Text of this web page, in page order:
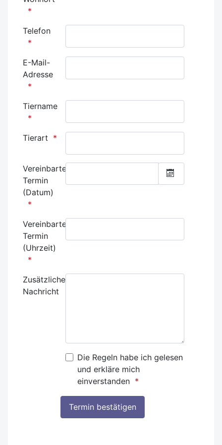
Telefon
E-Mail-
Adresse
Tiername
Tierart
Vereinbarter
Termin
(Datum)
Kalender
Vereinbarter
Termin
(Uhrzeit)
Zusätzliche
Nachricht
Die Regeln habe ich gelesen
und erkläre mich
einverstanden